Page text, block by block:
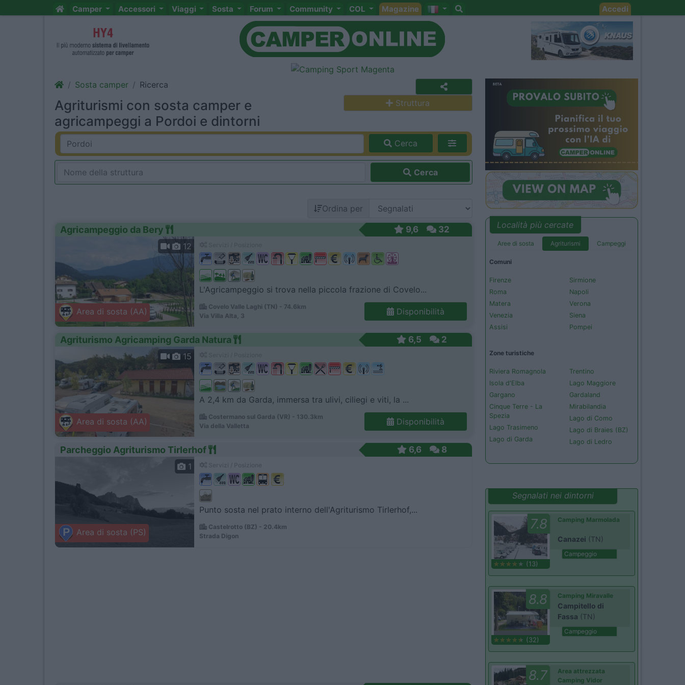
Camper Accessori Viaggi Sosta Forum Community COL Magazine Accedi
Sosta camper Ricerca
Agriturismi con sosta camper e
agricampeggi a Pordoi e dintorni
Struttura
Cerca
Cerca
Ordina per
Agricampeggio da Bery 9,6 32
Area di sosta (AA)
12
L'Agricampeggio si trova nella piccola frazione di Covelo...
Covelo Valle Laghi (TN) - 74.6km
Via Villa Alta, 3
Disponibilità
Agriturismo Agricamping Garda Natura 6,5 2
Area di sosta (AA)
15
A 2,4 km da Garda, immersa tra ulivi, ciliegi e viti, la ...
Costermano sul Garda (VR) - 130.3km
Via della Valletta
Disponibilità
Parcheggio Agriturismo Tirlerhof 6,6 8
Area di sosta (PS)
1
Punto sosta nel prato interno dell'Agriturismo Tirlerhof,...
Castelrotto (BZ) - 20.4km
Strada Digon
Località più cercate
Aree di sosta Agriturismi Campeggi
Comuni
Firenze
Roma
Matera
Venezia
Assisi
Sirmione
Napoli
Verona
Siena
Pompei
Zone turistiche
Riviera Romagnola
Isola d'Elba
Gargano
Cinque Terre - La
Spezia
Lago Trasimeno
Lago di Garda
Trentino
Lago Maggiore
Gardaland
Mirabilandia
Lago di Como
Lago di Braies (BZ)
Lago di Ledro
Segnalati nei dintorni
7.8
(13)
Camping Marmolada
Canazei (TN)
Campeggio
8.8
(32)
Camping Miravalle
Campitello di
Fassa (TN)
Campeggio
8.7
Area attrezzata
Camping Vidor